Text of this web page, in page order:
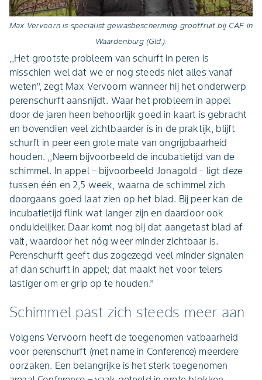
Max Vervoorn is specialist gewasbescherming grootfruit bij CAF in
Waardenburg (Gld.).
,,Het grootste probleem van schurft in peren is
misschien wel dat we er nog steeds niet alles vanaf
weten’’, zegt Max Vervoorn wanneer hij het onderwerp
perenschurft aansnijdt. Waar het probleem in appel
door de jaren heen behoorlijk goed in kaart is gebracht
en bovendien veel zichtbaarder is in de praktijk, blijft
schurft in peer een grote mate van ongrijpbaarheid
houden. ,,Neem bijvoorbeeld de incubatietijd van de
schimmel. In appel – bijvoorbeeld Jonagold - ligt deze
tussen één en 2,5 week, waarna de schimmel zich
doorgaans goed laat zien op het blad. Bij peer kan de
incubatietijd flink wat langer zijn en daardoor ook
onduidelijker. Daar komt nog bij dat aangetast blad af
valt, waardoor het nóg weer minder zichtbaar is.
Perenschurft geeft dus zogezegd veel minder signalen
af dan schurft in appel; dat maakt het voor telers
lastiger om er grip op te houden.’’
Schimmel past zich steeds meer aan
Volgens Vervoorn heeft de toegenomen vatbaarheid
voor perenschurft (met name in Conference) meerdere
oorzaken. Een belangrijke is het sterk toegenomen